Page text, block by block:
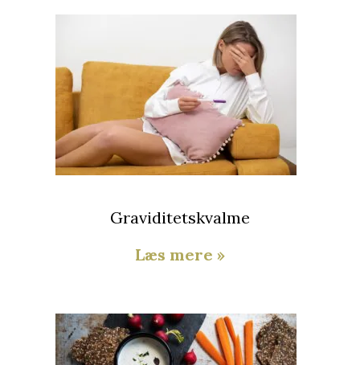
Graviditetskvalme
Læs mere »